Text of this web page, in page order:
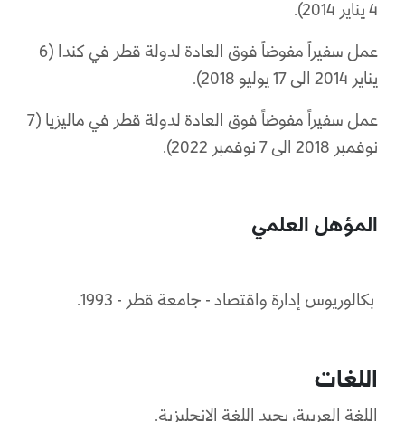
4 يناير 2014).
عمل سفيراً مفوضاً فوق العادة لدولة قطر في كندا (6
يناير 2014 الى 17 يوليو 2018).
عمل سفيراً مفوضاً فوق العادة لدولة قطر في ماليزيا (7
نوفمبر 2018 الى 7 نوفمبر 2022).
المؤهل العلمي
بكالوريوس إدارة واقتصاد - جامعة قطر - 1993.
اللغات